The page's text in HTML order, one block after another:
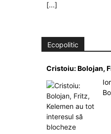
[...]
Ecopolitic
Cristoiu: Bolojan,